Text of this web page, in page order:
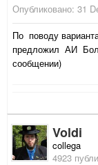
Опубликовано: 31
По поводу
предложил АИ
сообщении)
Voldi
collega
4923